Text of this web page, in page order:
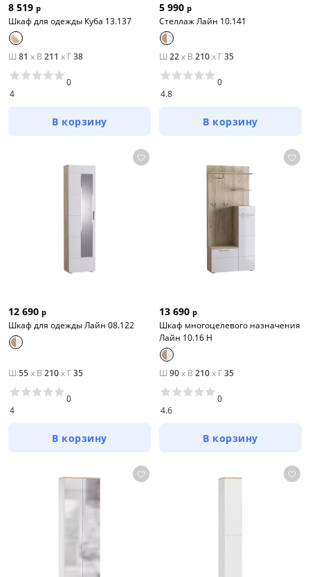
8 519 р
Шкаф для одежды Куба 13.137
Ш 81 x В 211 x Г38
4
0
В корзину
5 990 р
Стеллаж Лайн 10.141
Ш 22x В 210x Г35
4.8
0
В корзину
12 690 р
Шкаф для одежды Лайн 08.122
Ш 55x В 210x Г35
4
0
В корзину
13 690 р
Шкаф многоцелевого назначения
Лайн 10.16 Н
Ш 90x В 210x Г35
4.6
0
В корзину